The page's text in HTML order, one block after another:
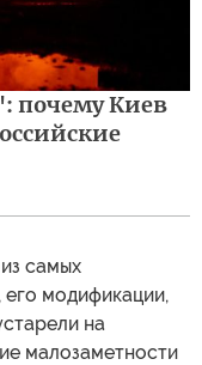
почему Киев
самых
модификации,
на
малозаметности